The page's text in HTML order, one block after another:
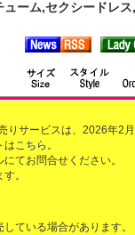
ーム,セクシードレ
サービスは、2026年2
はこちら 。
てお問合せください。
。
ている場合があります。